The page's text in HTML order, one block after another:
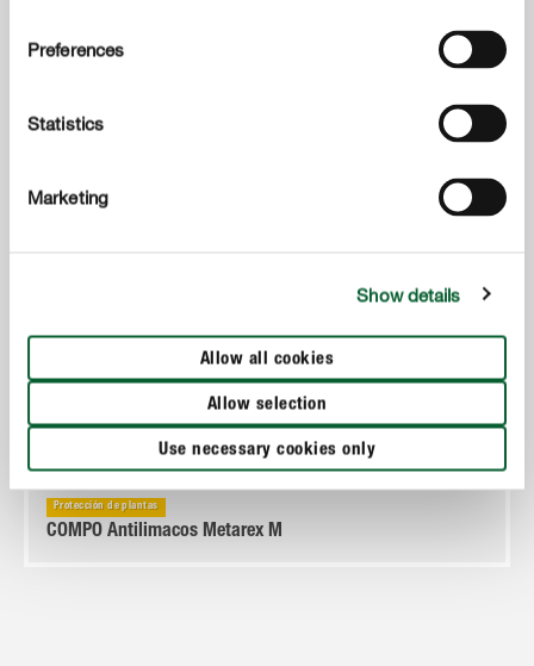
Preferences
Statistics
Marketing
Show details
Allow all cookies
Allow selection
Use necessary cookies only
Protección de plantas
COMPO Antilimacos Metarex M